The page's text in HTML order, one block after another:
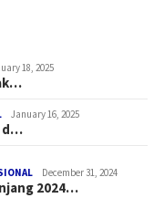
18, 2025
January 16, 2025
d…
December 31, 2024
2024…